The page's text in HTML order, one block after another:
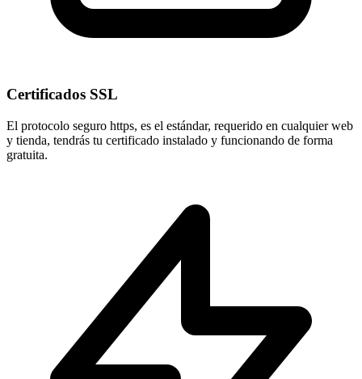
Certificados SSL
El protocolo seguro https, es el estándar, requerido en cualquier web
y tienda, tendrás tu certificado instalado y funcionando de forma
gratuita.